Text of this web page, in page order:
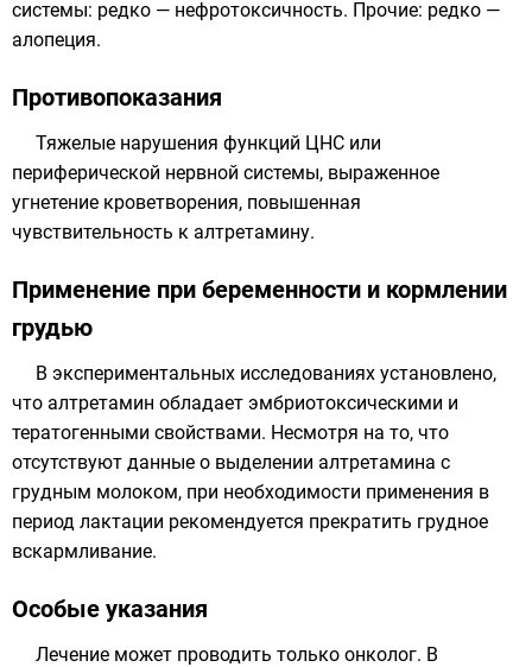
системы: редко — нефротоксичность. Прочие: редко —
алопеция.
Противопоказания
Тяжелые нарушения функций ЦНС или
периферической нервной системы, выраженное
угнетение кроветворения, повышенная
чувствительность к алтретамину.
Применение при беременности и кормлении
грудью
В экспериментальных исследованиях установлено,
что алтретамин обладает эмбриотоксическими и
тератогенными свойствами. Несмотря на то, что
отсутствуют данные о выделении алтретамина с
грудным молоком, при необходимости применения в
период лактации рекомендуется прекратить грудное
вскармливание.
Особые указания
Лечение может проводить только онколог. В